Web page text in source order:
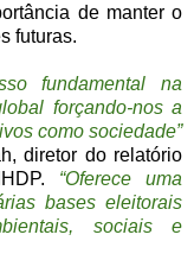
de manter o
futuras.
fundamental na
forçando-nos a
como sociedade”
diretor do relatório
“Oferece uma
bases eleitorais
sociais e